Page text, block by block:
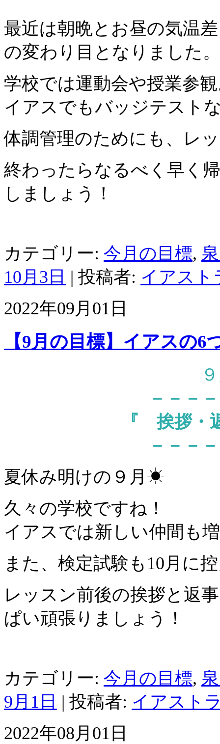
最近は朝晩とお昼の気温
の変わり目となりました。
学校では運動会や授業参
イアスでもバッジテスト
体調管理のためにも、レ
終わったらなるべく早く
しましょう！
カテゴリー: 今月の目標,
10月3日 | 投稿者: イアスト
2022年09月01日
【9月の目標】イアスの6
－－－
『 挨拶・
－－－
夏休み明けの９月☀
久々の学校ですね！
イアスでは新しい仲間も
また、検定試験も10月に
レッスン前後の挨拶と返
ぱい頑張りましょう！
カテゴリー: 今月の目標,
9月1日 | 投稿者: イアスト
2022年08月01日